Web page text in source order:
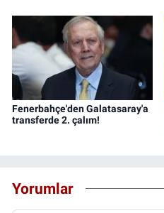
Fenerbahçe'den Galatasaray'a
transferde 2. çalım!
Yorumlar